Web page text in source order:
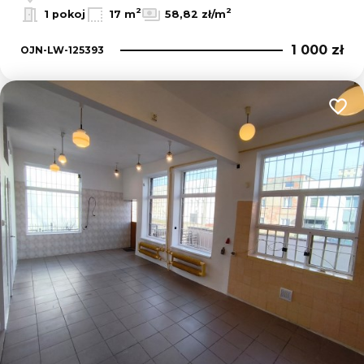
1 pokoj
17 m2 58,82 zł/m2
OJN-LW-125393 1 000 zł